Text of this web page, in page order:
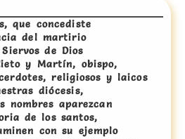
que concediste
del martirio
de Dios
y Martín, obispo,
religiosos y laicos
diócesis,
nombres aparezcan
de los santos,
con su ejemplo